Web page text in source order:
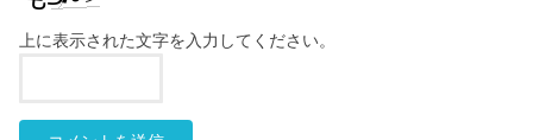
上に表示された文字を入力してください。